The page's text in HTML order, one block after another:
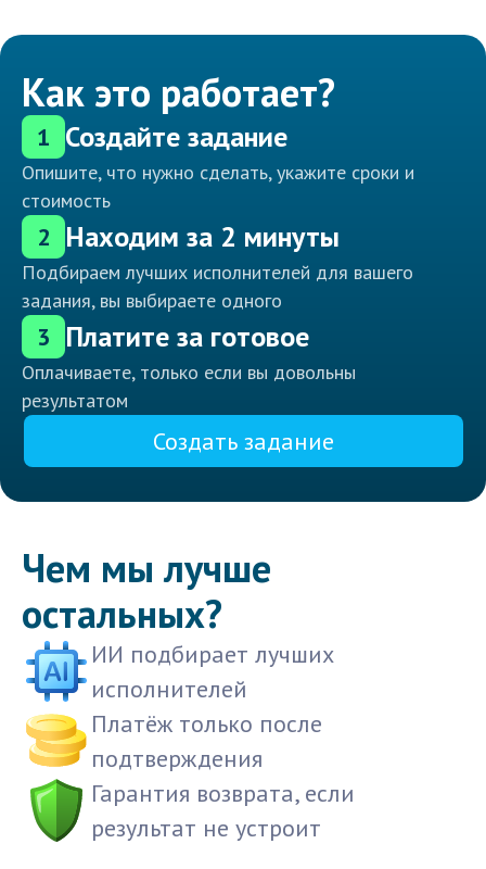
Как это работает?
1 Создайте задание
Опишите, что нужно сделать, укажите сроки и
стоимость
2 Находим за 2 минуты
Подбираем лучших исполнителей для вашего
задания, вы выбираете одного
3 Платите за готовое
Оплачиваете, только если вы довольны
результатом
Создать задание
Чем мы лучше
остальных?
ИИ подбирает лучших
исполнителей
Платёж только после
подтверждения
Гарантия возврата, если
результат не устроит